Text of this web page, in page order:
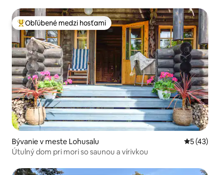
Najobľúbenejšie medzi hosťami
Obľúbené medzi hosťami
Bývanie v meste Lohusalu
5 (43)
Útulný dom pri mori so saunou a vírivkou